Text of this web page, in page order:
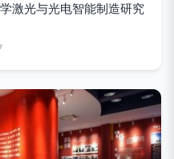
激光与光电智能制造研究